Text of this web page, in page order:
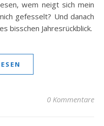
wem neigt sich mein
gefesselt? Und danach
bisschen Jahresrückblick.
0 Kommentare